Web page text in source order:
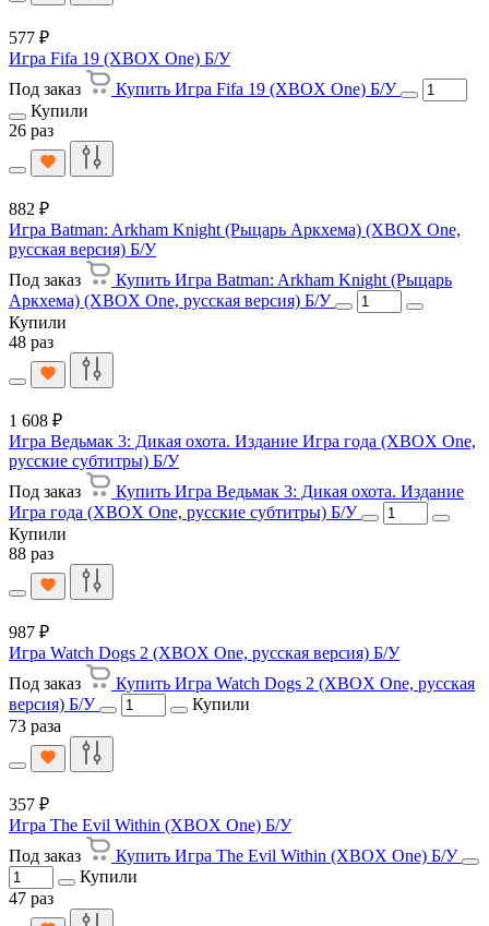
577 ₽
Игра Fifa 19 (XBOX One) Б/У
Под заказ
Купить Игра Fifa 19 (XBOX One) Б/У
Купили
26 раз
882 ₽
Игра Batman: Arkham Knight (Рыцарь Аркхема) (XBOX One,
русская версия) Б/У
Под заказ
Купить Игра Batman: Arkham Knight (Рыцарь
Аркхема) (XBOX One, русская версия) Б/У
Купили
48 раз
1 608 ₽
Игра Ведьмак 3: Дикая охота. Издание Игра года (XBOX One,
русские субтитры) Б/У
Под заказ
Купить Игра Ведьмак 3: Дикая охота. Издание
Игра года (XBOX One, русские субтитры) Б/У
Купили
88 раз
987 ₽
Игра Watch Dogs 2 (XBOX One, русская версия) Б/У
Под заказ
Купить Игра Watch Dogs 2 (XBOX One, русская
версия) Б/У
Купили
73 раза
357 ₽
Игра The Evil Within (XBOX One) Б/У
Под заказ
Купить Игра The Evil Within (XBOX One) Б/У
Купили
47 раз